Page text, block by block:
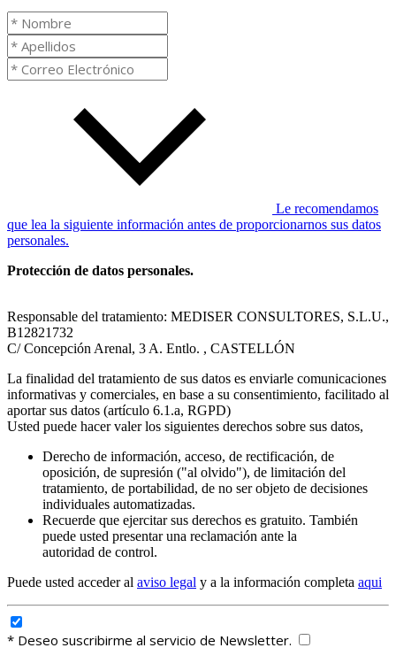
Le recomendamos
que lea la siguiente información antes de proporcionarnos sus datos
personales.
Protección de datos personales.
Responsable del tratamiento: MEDISER CONSULTORES, S.L.U.,
B12821732
C/ Concepción Arenal, 3 A. Entlo. , CASTELLÓN
La finalidad del tratamiento de sus datos es enviarle comunicaciones
informativas y comerciales, en base a su consentimiento, facilitado al
aportar sus datos (artículo 6.1.a, RGPD)
Usted puede hacer valer los siguientes derechos sobre sus datos,
Derecho de información, acceso, de rectificación, de
oposición, de supresión ("al olvido"), de limitación del
tratamiento, de portabilidad, de no ser objeto de decisiones
individuales automatizadas.
Recuerde que ejercitar sus derechos es gratuito. También
puede usted presentar una reclamación ante la
autoridad de control.
Puede usted acceder al aviso legal y a la información completa aqui
* Deseo suscribirme al servicio de Newsletter.